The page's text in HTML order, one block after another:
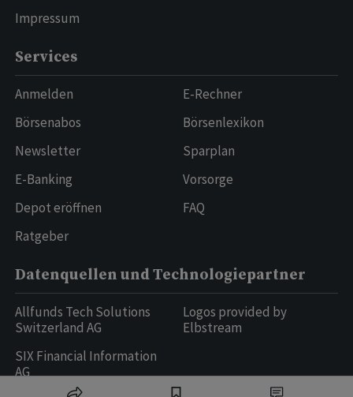
Impressum
Services
Anmelden
Börsenabos
Newsletter
E-Banking
Depot eröffnen
Ratgeber
E-Rechner
Börsenlexikon
Sparplan
Vorsorge
FAQ
Datenquellen und Technologiepartner
Allfunds Tech Solutions
Switzerland AG
SIX Financial Information
AG
Logos provided by
Elbstream